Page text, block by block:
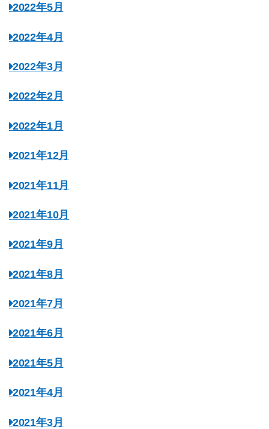
2022年5月
2022年4月
2022年3月
2022年2月
2022年1月
2021年12月
2021年11月
2021年10月
2021年9月
2021年8月
2021年7月
2021年6月
2021年5月
2021年4月
2021年3月